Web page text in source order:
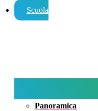
Scuola
Panoramica